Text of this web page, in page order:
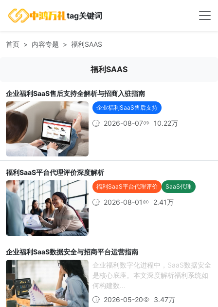
tag关键词
首页 内容专题 福利SAAS
福利SAAS
企业福利SaaS售后支持全解析与招商入驻指南
企业福利SaaS售后支持
2026-08-07 10.22万
福利SaaS平台代理评价深度解析
福利SaaS平台代理评价 SaaS代理
2026-08-01 2.41万
企业福利SaaS数据安全与招商平台运营指南
企业福利数字化进程中，SaaS数据安全
是核心底座。本文深度解析福利系统如
何构建数...
2026-05-20
3.47万